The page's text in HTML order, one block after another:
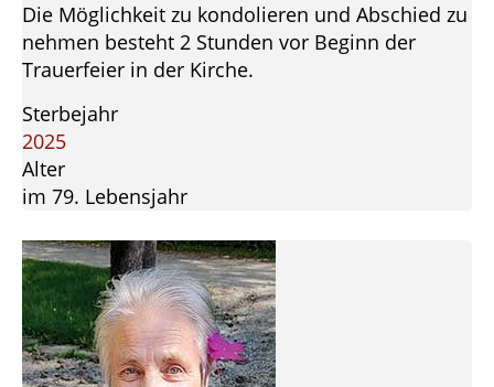
Die Möglichkeit zu kondolieren und Abschied zu
nehmen besteht 2 Stunden vor Beginn der
Trauerfeier in der Kirche.
Sterbejahr
2025
Alter
im 79. Lebensjahr